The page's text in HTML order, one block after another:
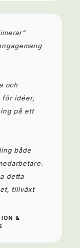
och
för idéer,
på ett
både
detta
tillväxt
&